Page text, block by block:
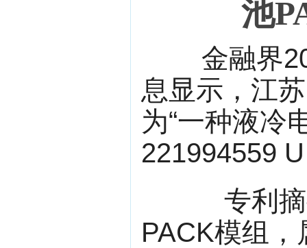
池
金融界
息显示，江
为“一种液冷
221994559
专利摘要
PACK模组